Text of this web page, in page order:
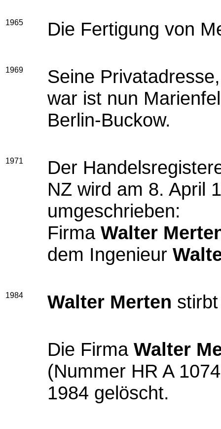
1965 Die Fertigung von
1969
Seine
war ist nun
Berlin-Buckow.
1971
Der
NZ wird am 8. April
umgeschrieben:
Firma Walter
dem Ingenieur
1984 Walter Merten
Die Firma Walter
(Nummer HR A
1984 gelöscht.